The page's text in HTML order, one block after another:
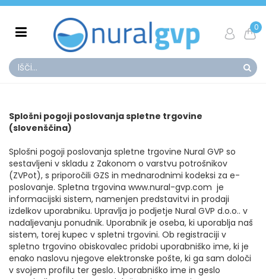
0
Splošni pogoji poslovanja spletne trgovine
(slovenščina)
Splošni pogoji poslovanja spletne trgovine Nural GVP so
sestavljeni v skladu z Zakonom o varstvu potrošnikov
(ZVPot), s priporočili GZS in mednarodnimi kodeksi za e-
poslovanje. Spletna trgovina www.nural-gvp.com je
informacijski sistem, namenjen predstavitvi in prodaji
izdelkov uporabniku. Upravlja jo podjetje Nural GVP d.o.o.. v
nadaljevanju ponudnik. Uporabnik je oseba, ki uporablja naš
sistem, torej kupec v spletni trgovini. Ob registraciji v
spletno trgovino obiskovalec pridobi uporabniško ime, ki je
enako naslovu njegove elektronske pošte, ki ga sam določi
v svojem profilu ter geslo. Uporabniško ime in geslo